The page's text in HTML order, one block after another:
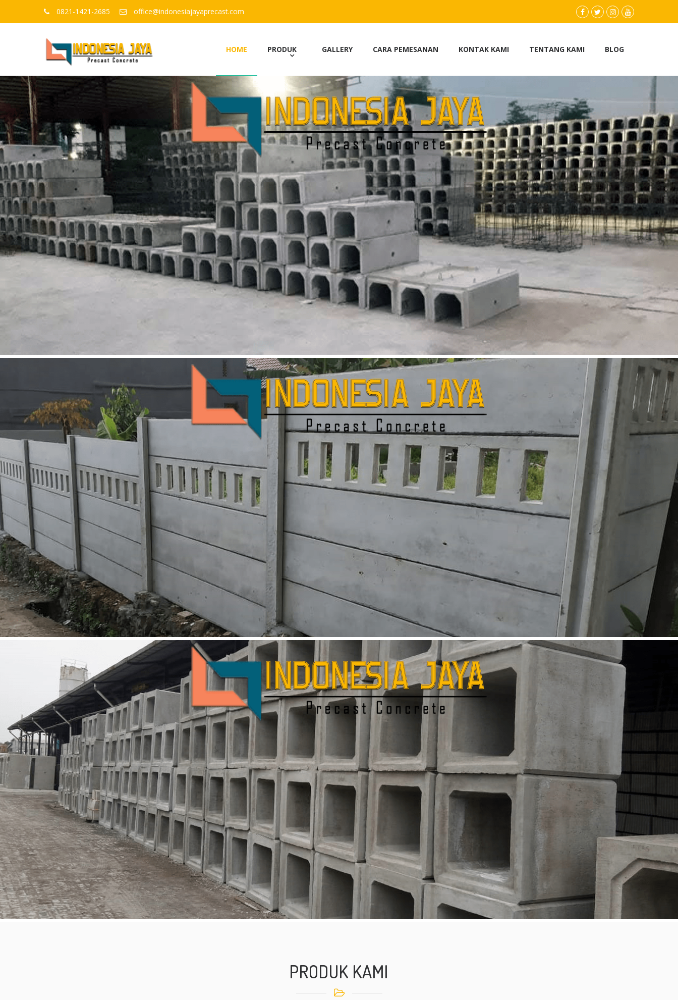
0821-1421-2685 office@indonesiajayaprecast.com
facebook.com
twitterinstagram
youtube
HOME PRODUK GALLERY CARA PEMESANAN KONTAK KAMI TENTANG KAMI BLOG
PRODUK KAMI